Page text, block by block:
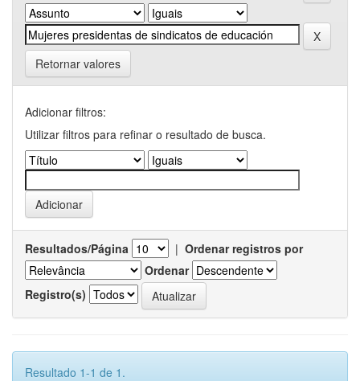
Retornar valores
Adicionar filtros:
Utilizar filtros para refinar o resultado de busca.
Resultados/Página | Ordenar registros por
Ordenar
Registro(s)
Resultado 1-1 de 1.